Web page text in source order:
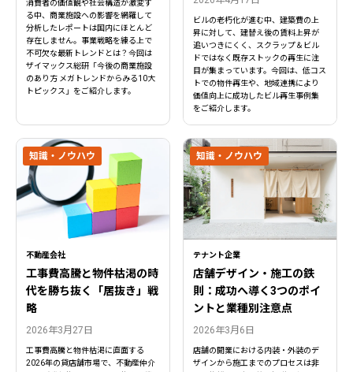
消費者の価値観や社会構造が激変す
る中、商業施設への影響を網羅して
分析したレポートは国内にほとんど
存在しません。事業戦略を練る上で
不可欠な最新トレンドとは？今回は
ザイマックス総研「今後の商業施設
のあり方 メガトレンドからみる10大
トピックス」をご紹介します。
ビルの老朽化が進む中、建築費の上
昇に対して、建替え後の賃料上昇が
追いつきにくく、スクラップ＆ビル
ドではなく既存ストックの再生に注
目が集まっています。今回は、低コス
トでの物件再生や、地域連携により
価値向上に成功したビル再生事例集
をご紹介します。
不動産会社
工事費高騰と物件枯渇の時
代を勝ち抜く「居抜き」戦
略
2026年3月27日
工事費高騰と物件枯渇に直面する
2026年の貸店舗市場で、不動産仲介
知識・ノウハウ
テナント企業
店舗デザイン・施工の鉄
則：成功へ導く3つのポイ
ントと業種別注意点
2026年3月6日
店舗の開業における内装・外装のデ
ザインから施工までのプロセスは非
知識・ノウハウ